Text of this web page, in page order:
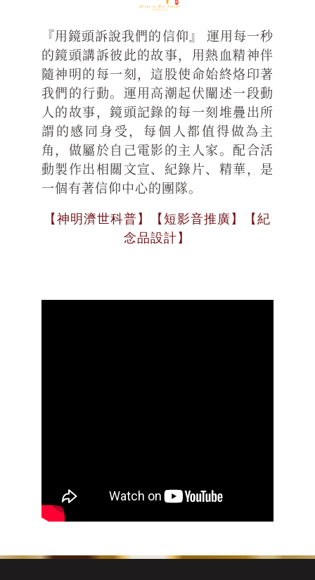
『用鏡頭訴說我們的信仰』 運用每一秒
的鏡頭講訴彼此的故事，用熱血精神伴
隨神明的每一刻，這股使命始終烙印著
我們的行動。運用高潮起伏闡述一段動
人的故事，鏡頭記錄的每一刻堆疊出所
謂的感同身受，每個人都值得做為主
角，做屬於自己電影的主人家。配合活
動製作出相關文宣、紀錄片、精華，是
一個有著信仰中心的團隊。
【神明濟世科普】【短影音推廣】【紀
念品設計】